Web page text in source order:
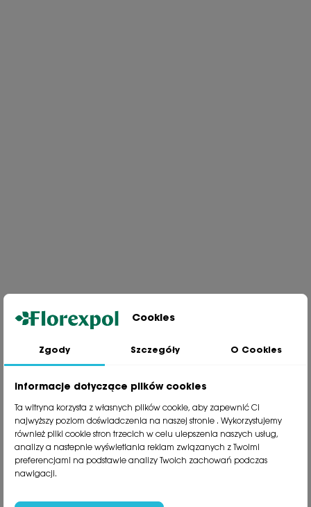
Jesteśmy wiodącą firmą wysyłkową roślin na terenie Polski. Od ponad
30 lat dzielimy się z naszymi Klientami naszą pasją, doświadczeniem i
81 533 23 05
phone81 533 30 50
phone 81 533 82 20
Polecane kategorie
Cookies
Zgody Szczegóły O Cookies
Informacje dotyczące plików cookies
Ta witryna korzysta z własnych plików cookie, aby zapewnić Ci
najwyższy poziom doświadczenia na naszej stronie . Wykorzystujemy
również pliki cookie stron trzecich w celu ulepszenia naszych usług,
analizy a nastepnie wyświetlania reklam związanych z Twoimi
preferencjami na podstawie analizy Twoich zachowań podczas
nawigacji.